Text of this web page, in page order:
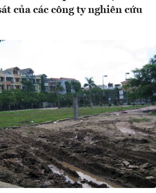
của các công ty nghiên cứu